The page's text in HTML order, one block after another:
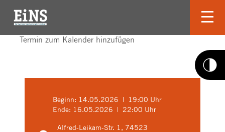
Termin zum Kalender hinzufügen
Beginn: 14.05.2026 | 19:00 Uhr
Ende: 16.05.2026 | 22:00 Uhr
Alfred-Leikam-Str. 1, 74523